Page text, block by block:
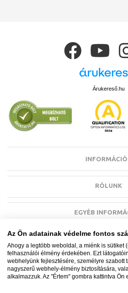
Árukereső.hu
RÓLUNK
EGYÉB
Az Ön adatainak védelme fontos
Ahogy a legtöbb weboldal, a miénk is sütiket
felhasználói élmény érdekében. Ezt
webhelyünk fejlesztésére, személyre szabott
nagyszerű webhely-élmény biztosítására,
alkalmazzuk. Az "Értem" gombra kattintva